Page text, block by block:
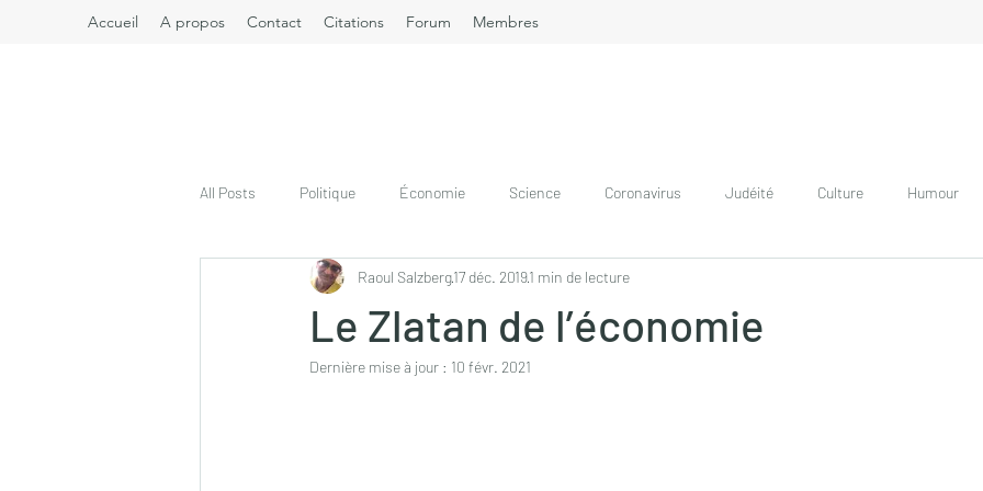
Accueil A propos Contact Citations Forum Membres
All Posts Politique Économie Science Coronavirus Judéité Culture Humour
Le Zlatan de l’économie
Raoul Salzberg17 déc. 20191 min de lecture
Dernière mise à jour : 10 févr. 2021